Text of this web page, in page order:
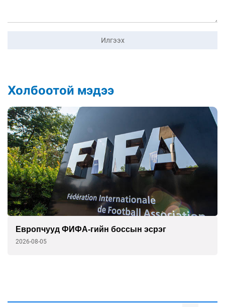
Илгээх
Холбоотой мэдээ
Европчууд ФИФА-гийн боссын эсрэг
2026-08-05